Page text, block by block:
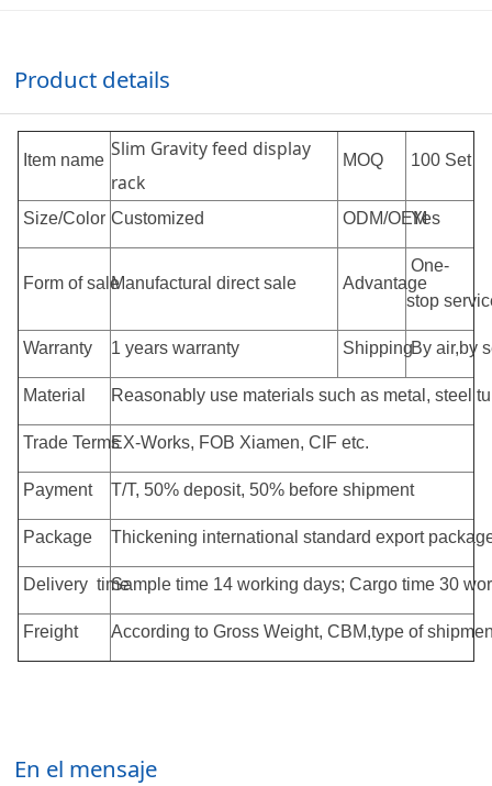
Product details
Item name Slim Gravity feed display
rack
MOQ 100 Set
Size/Color Customized ODM/OEM
Yes
Form of saleManufactural direct sale Advantage
One-
stop
Warranty 1 years warranty ShippingBy air,by
Material Reasonably use materials such as metal, steel
Trade TermsEX-Works, FOB Xiamen, CIF etc.
Payment T/T, 50% deposit, 50% before shipment
Package Thickening international standard export
Delivery timeSample time 14 working days; Cargo time 30
Freight According to Gross Weight, CBM,type of
En el mensaje